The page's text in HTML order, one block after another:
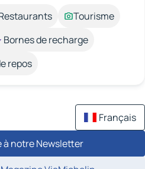
Tourisme
Bornes de recharge
repos
Français
à notre Newsletter